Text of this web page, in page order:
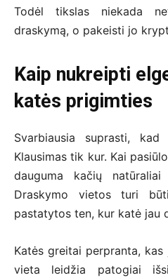
Todėl tikslas niekada
draskymą, o pakeisti jo
Kaip nukreipti
katės prigimties
Svarbiausia suprasti,
Klausimas tik kur. Kai
dauguma kačių
Draskymo vietos turi
pastatytos ten, kur katė jau
Katės greitai perpranta,
vieta leidžia patogiai